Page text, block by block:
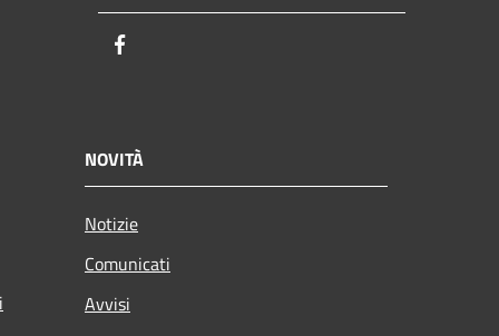
NOVITÀ
Notizie
Comunicati
Avvisi